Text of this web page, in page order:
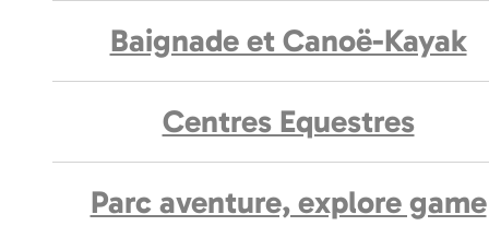
Baignade et Canoë-Kayak
Centres Equestres
Parc aventure, explore game